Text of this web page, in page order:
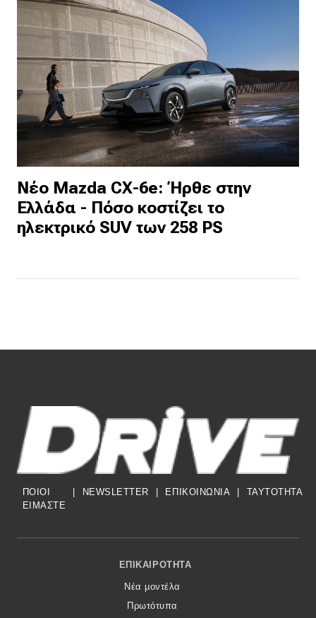
Νέο Mazda CX-6e: Ήρθε στην
Ελλάδα - Πόσο κοστίζει το
ηλεκτρικό SUV των 258 PS
ΠΟΙΟΙ
ΕΙΜΑΣΤΕ
| NEWSLETTER | ΕΠΙΚΟΙΝΩΝΙΑ | TAYTOTHTA
Footer Menu
ΕΠΙΚΑΙΡΌΤΗΤΑ
Νέα μοντέλα
Πρωτότυπα